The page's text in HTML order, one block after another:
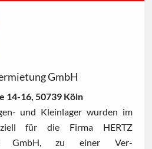
GmbH
14-16, 50739 Köln
und Kleinlager wurden im
für die Firma HERTZ
GmbH, zu einer Ver-